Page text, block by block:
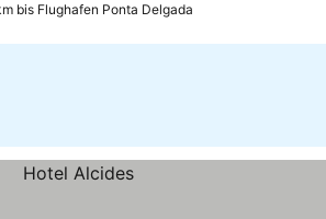
bis Flughafen Ponta Delgada